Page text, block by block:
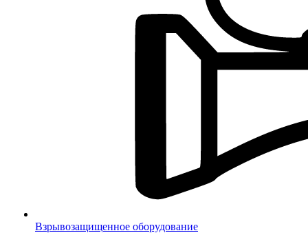
Взрывозащищенное оборудование